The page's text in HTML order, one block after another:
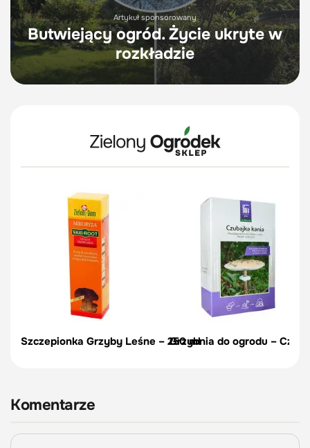
Artykuł sponsorowany
Butwiejący ogród. Życie ukryte w
rozkładzie
Szczepionka Grzyby Leśne – 250 mlGrzybnia do ogrodu –
Komentarze